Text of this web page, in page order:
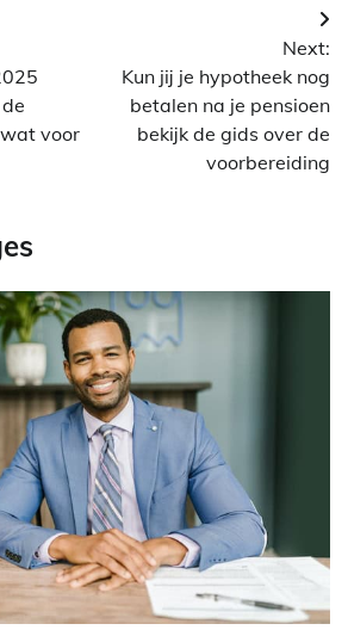
voor
Next:
Kun jij je hypotheek nog
betalen na je pensioen
bekijk de gids over de
voorbereiding